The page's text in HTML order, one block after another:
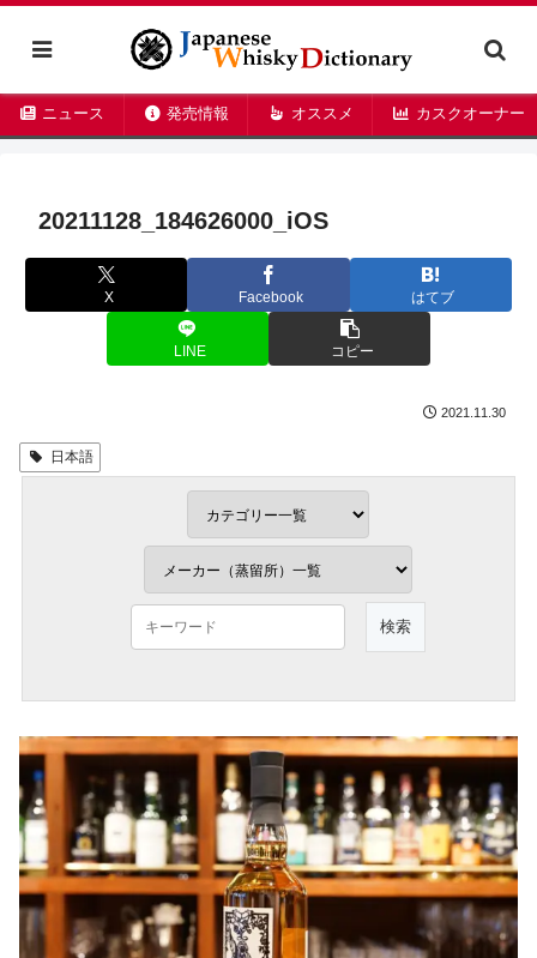
ニュース 発売情報 オススメ カスクオーナー
20211128_184626000_iOS
X Facebook はてブ
LINE コピー
2021.11.30
日本語